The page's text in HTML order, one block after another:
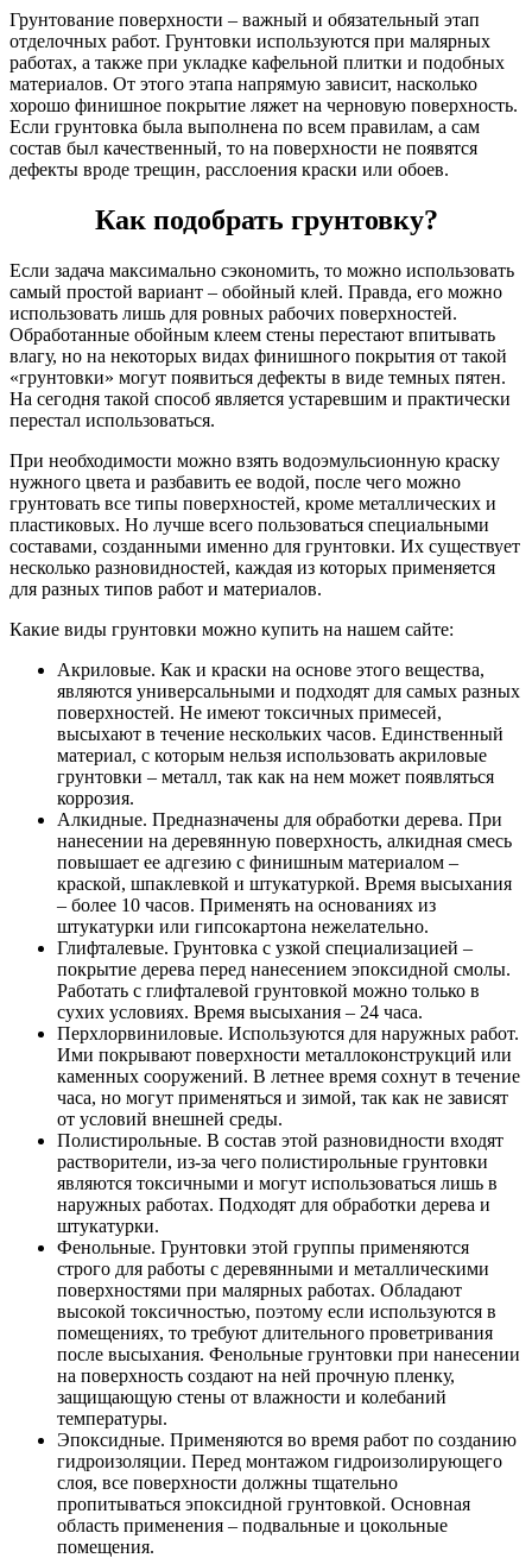
Грунтование поверхности – важный и обязательный этап
отделочных работ. Грунтовки используются при малярных
работах, а также при укладке кафельной плитки и подобных
материалов. От этого этапа напрямую зависит, насколько
хорошо финишное покрытие ляжет на черновую поверхность.
Если грунтовка была выполнена по всем правилам, а сам
состав был качественный, то на поверхности не появятся
дефекты вроде трещин, расслоения краски или обоев.
Как подобрать грунтовку?
Если задача максимально сэкономить, то можно использовать
самый простой вариант – обойный клей. Правда, его можно
использовать лишь для ровных рабочих поверхностей.
Обработанные обойным клеем стены перестают впитывать
влагу, но на некоторых видах финишного покрытия от такой
«грунтовки» могут появиться дефекты в виде темных пятен.
На сегодня такой способ является устаревшим и практически
перестал использоваться.
При необходимости можно взять водоэмульсионную краску
нужного цвета и разбавить ее водой, после чего можно
грунтовать все типы поверхностей, кроме металлических и
пластиковых. Но лучше всего пользоваться специальными
составами, созданными именно для грунтовки. Их существует
несколько разновидностей, каждая из которых применяется
для разных типов работ и материалов.
Какие виды грунтовки можно купить на нашем сайте:
Акриловые. Как и краски на основе этого вещества,
являются универсальными и подходят для самых разных
поверхностей. Не имеют токсичных примесей,
высыхают в течение нескольких часов. Единственный
материал, с которым нельзя использовать акриловые
грунтовки – металл, так как на нем может появляться
коррозия.
Алкидные. Предназначены для обработки дерева. При
нанесении на деревянную поверхность, алкидная смесь
повышает ее адгезию с финишным материалом –
краской, шпаклевкой и штукатуркой. Время высыхания
– более 10 часов. Применять на основаниях из
штукатурки или гипсокартона нежелательно.
Глифталевые. Грунтовка с узкой специализацией –
покрытие дерева перед нанесением эпоксидной смолы.
Работать с глифталевой грунтовкой можно только в
сухих условиях. Время высыхания – 24 часа.
Перхлорвиниловые. Используются для наружных работ.
Ими покрывают поверхности металлоконструкций или
каменных сооружений. В летнее время сохнут в течение
часа, но могут применяться и зимой, так как не зависят
от условий внешней среды.
Полистирольные. В состав этой разновидности входят
растворители, из-за чего полистирольные грунтовки
являются токсичными и могут использоваться лишь в
наружных работах. Подходят для обработки дерева и
штукатурки.
Фенольные. Грунтовки этой группы применяются
строго для работы с деревянными и металлическими
поверхностями при малярных работах. Обладают
высокой токсичностью, поэтому если используются в
помещениях, то требуют длительного проветривания
после высыхания. Фенольные грунтовки при нанесении
на поверхность создают на ней прочную пленку,
защищающую стены от влажности и колебаний
температуры.
Эпоксидные. Применяются во время работ по созданию
гидроизоляции. Перед монтажом гидроизолирующего
слоя, все поверхности должны тщательно
пропитываться эпоксидной грунтовкой. Основная
область применения – подвальные и цокольные
помещения.